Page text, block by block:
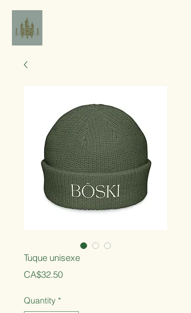
Tuque unisexe
CA$32.50Price
Quantity *